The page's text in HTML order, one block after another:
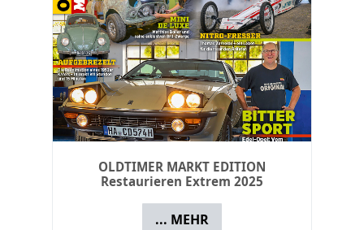
Buch: Die großen Mercedes - Vom
Adenauer zur S-Klasse
... MEHR